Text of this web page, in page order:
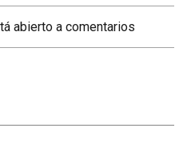
abierto a comentarios